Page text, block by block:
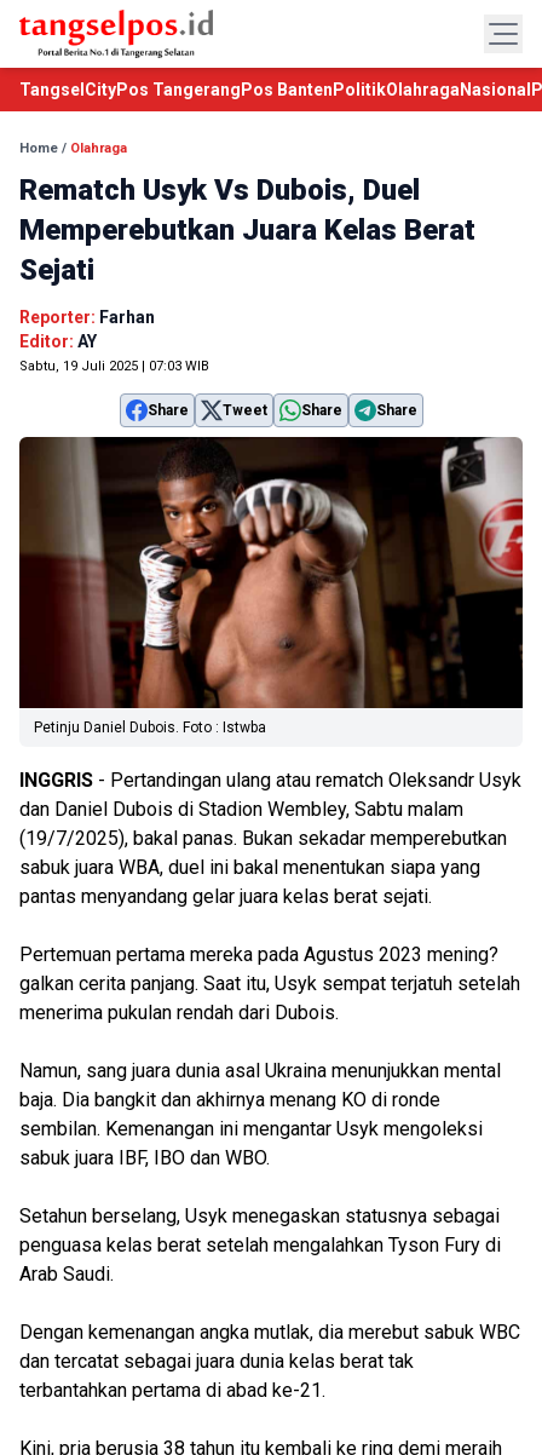
TangselCityPos Tangerang Pos Banten PolitikOlahraga Nasional
Home / Olahraga
Rematch Usyk Vs Dubois, Duel
Memperebutkan Juara Kelas Berat
Sejati
Reporter: Farhan
Editor: AY
Sabtu, 19 Juli 2025 | 07:03 WIB
Share Tweet Share Share
Petinju Daniel Dubois. Foto : Istwba
INGGRIS - Pertandingan ulang atau rematch Oleksandr Usyk
dan Daniel Dubois di Stadion Wembley, Sabtu malam
(19/7/2025), bakal panas. Bukan sekadar memperebutkan
sabuk juara WBA, duel ini bakal menentukan siapa yang
pantas menyandang gelar juara kelas berat sejati.
Pertemuan pertama mereka pada Agustus 2023 mening?
galkan cerita panjang. Saat itu, Usyk sempat terjatuh setelah
menerima pukulan rendah dari Dubois.
Namun, sang juara dunia asal Ukraina menunjukkan mental
baja. Dia bangkit dan akhirnya menang KO di ronde
sembilan. Kemenangan ini mengantar Usyk mengoleksi
sabuk juara IBF, IBO dan WBO.
Setahun berselang, Usyk menegaskan statusnya sebagai
penguasa kelas berat setelah mengalahkan Tyson Fury di
Arab Saudi.
Dengan kemenangan angka mutlak, dia merebut sabuk WBC
dan tercatat sebagai juara dunia kelas berat tak
terbantahkan pertama di abad ke-21.
Kini, pria berusia 38 tahun itu kembali ke ring demi meraih